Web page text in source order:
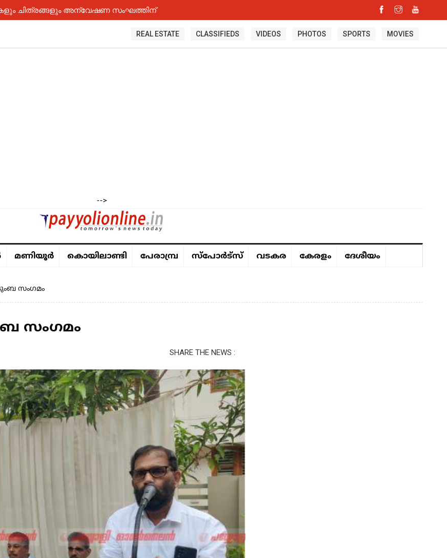
ചിത്രങ്ങളും അന്വേഷണ സംഘത്തിന്
REAL ESTATE CLASSIFIEDS VIDEOS PHOTOS SPORTS MOVIES
-->
മണിയൂര്‍ കൊയിലാണ്ടി പേരാമ്പ്ര സ്പോർട്സ് വടകര കേരളം ദേശീയം
സംഗമം
സംഗമം
SHARE THE NEWS :